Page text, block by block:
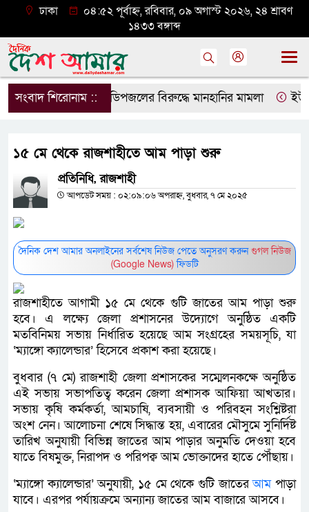
ঢাকা
০৪:৫২ পূর্বাহ্ন, রবিবার, ০৯ অগাস্ট ২০২৬, ২৪ শ্রাবণ
১৪৩৩ বঙ্গাব্দ
সংবাদ শিরোনাম ::ডিপজলের বিরুদ্ধে মানহানির মামলা
১৫ মে থেকে রাজশাহীতে আম পাড়া শুরু
প্রতিনিধি, রাজশাহী
আপডেট সময় : ০২:০৯:০৬ অপরাহ্ন, বুধবার, ৭ মে ২০২৫
দৈনিক দেশ আমার অনলাইনের সর্বশেষ নিউজ পেতে অনুসরণ করুনগুগল নিউজ
(Google News)ফিডটি
রাজশাহীতে আগামী ১৫ মে থেকে গুটি জাতের আম পাড়া শুরু
হবে। এ লক্ষ্যে জেলা প্রশাসনের উদ্যোগে অনুষ্ঠিত একটি
মতবিনিময় সভায় নির্ধারিত হয়েছে আম সংগ্রহের সময়সূচি, যা
‘ম্যাঙ্গো ক্যালেন্ডার’ হিসেবে প্রকাশ করা হয়েছে।
বুধবার (৭ মে) রাজশাহী জেলা প্রশাসকের সম্মেলনকক্ষে অনুষ্ঠিত
এই সভায় সভাপতিত্ব করেন জেলা প্রশাসক আফিয়া আখতার।
সভায় কৃষি কর্মকর্তা, আমচাষি, ব্যবসায়ী ও পরিবহন সংশ্লিষ্টরা
অংশ নেন। আলোচনা শেষে সিদ্ধান্ত হয়, এবারের মৌসুমে সুনির্দিষ্ট
তারিখ অনুযায়ী বিভিন্ন জাতের আম পাড়ার অনুমতি দেওয়া হবে
যাতে বিষমুক্ত, নিরাপদ ও পরিপক্ব আম ভোক্তাদের হাতে পৌঁছায়।
‘ম্যাঙ্গো ক্যালেন্ডার’ অনুযায়ী, ১৫ মে থেকে গুটি জাতেরআমপাড়া
যাবে। এরপর পর্যায়ক্রমে অন্যান্য জাতের আম বাজারে আসবে।